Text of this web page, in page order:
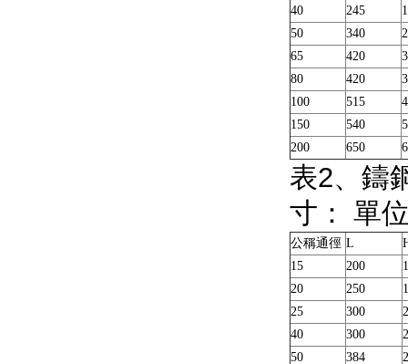
40
245
50
340
65
420
80
420
100
515
150
540
200
650
表2、 鑄
寸： 單
公稱通徑 L
15
200
20
250
25
300
40
300
50
384